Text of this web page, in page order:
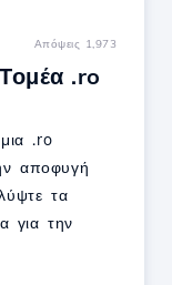
Απόψεις 1,973
.ro
.ro
αποφυγή
τα
για την